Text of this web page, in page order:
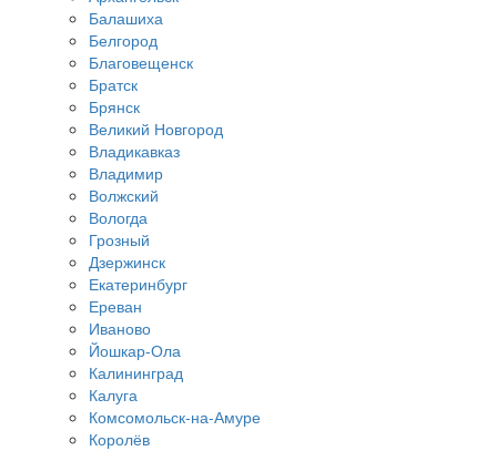
Балашиха
Белгород
Благовещенск
Братск
Брянск
Великий Новгород
Владикавказ
Владимир
Волжский
Вологда
Грозный
Дзержинск
Екатеринбург
Ереван
Иваново
Йошкар-Ола
Калининград
Калуга
Комсомольск-на-Амуре
Королёв